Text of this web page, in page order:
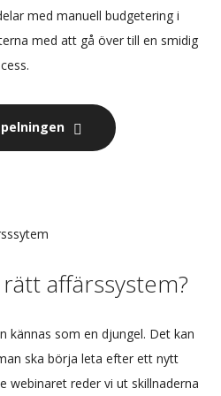
med manuell budgetering i
med att gå över till en smidig
affärssystem?
kännas som en djungel. Det kan
ska börja leta efter ett nytt
webinaret reder vi ut skillnaderna